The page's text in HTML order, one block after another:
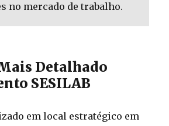
no mercado de trabalho.
Detalhado
SESILAB
em local estratégico em